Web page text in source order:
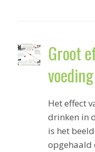
Groot
Het effect
drinken in
is het
opgehaald